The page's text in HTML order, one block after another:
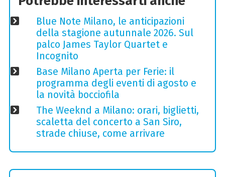
Blue Note Milano, le anticipazioni
della stagione autunnale 2026. Sul
palco James Taylor Quartet e
Incognito
Base Milano Aperta per Ferie: il
programma degli eventi di agosto e
la novità bocciofila
The Weeknd a Milano: orari, biglietti,
scaletta del concerto a San Siro,
strade chiuse, come arrivare